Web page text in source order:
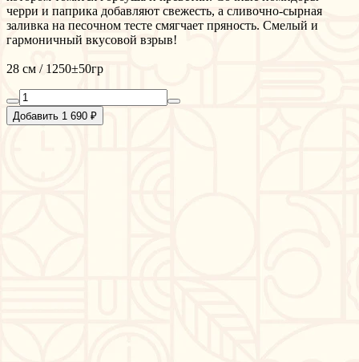
черри и паприка добавляют свежесть, а сливочно-сырная
заливка на песочном тесте смягчает пряность. Смелый и
гармоничный вкусовой взрыв!
28 см / 1250±50гр
Добавить 1 690 ₽